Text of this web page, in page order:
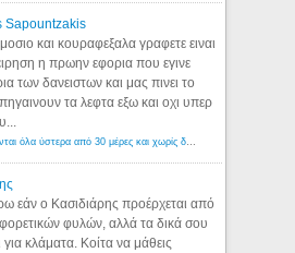
Sapountzakis
και κουραφεξαλα γραφετε ειναι
η πρωην εφορια που εγινε
των δανειστων και μας πινει το
τα λεφτα εξω και οχι υπερ
Εφορία: Κατάσχονται όλα ύστερα από 30 μέρες και χωρίς δικαστικές αποφάσεις - Λόγιος Ερμής
εάν ο Κασιδιάρης προέρχεται από
φυλών, αλλά τα δικά σου
για κλάματα. Κοίτα να μάθεις